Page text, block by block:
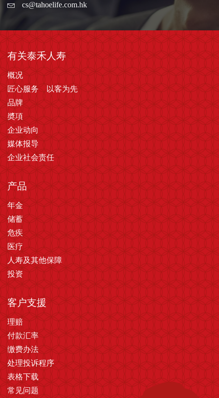
cs@tahoelife.com.hk
有关泰禾人寿
概况
匠心服务 以客为先
品牌
奬項
企业动向
媒体报导
企业社会责任
产品
年金
储蓄
危疾
医疗
人寿及其他保障
投资
客户支援
理赔
付款汇率
缴费办法
处理投诉程序
表格下载
常见问题